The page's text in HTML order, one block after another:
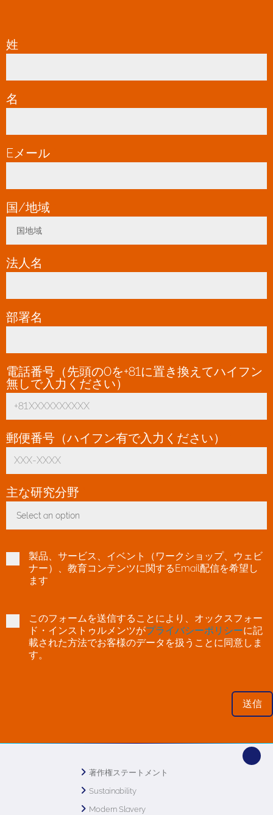
姓
名
Eメール
国/地域
国地域
法人名
部署名
電話番号（先頭の0を+81に置き換えてハイフン
無しで入力ください）
郵便番号（ハイフン有で入力ください）
主な研究分野
Select an option
製品、サービス、イベント（ワークショップ、ウェビ
ナー）、教育コンテンツに関するEmail配信を希望し
ます
このフォームを送信することにより、オックスフォー
ド・インストゥルメンツがプライバシーポリシーに記
載された方法でお客様のデータを扱うことに同意しま
す。
著作権ステートメント
Sustainability
Modern Slavery